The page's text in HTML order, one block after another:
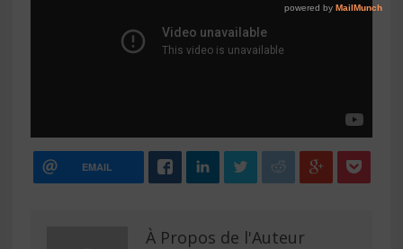
EMAIL
À Propos de l'Auteur